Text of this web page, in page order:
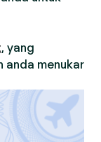
, yang
anda menukar